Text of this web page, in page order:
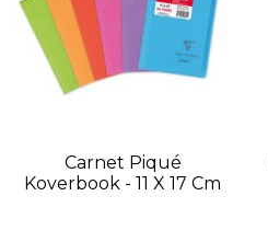
Carnet Piqué
Koverbook - 11 X 17 Cm